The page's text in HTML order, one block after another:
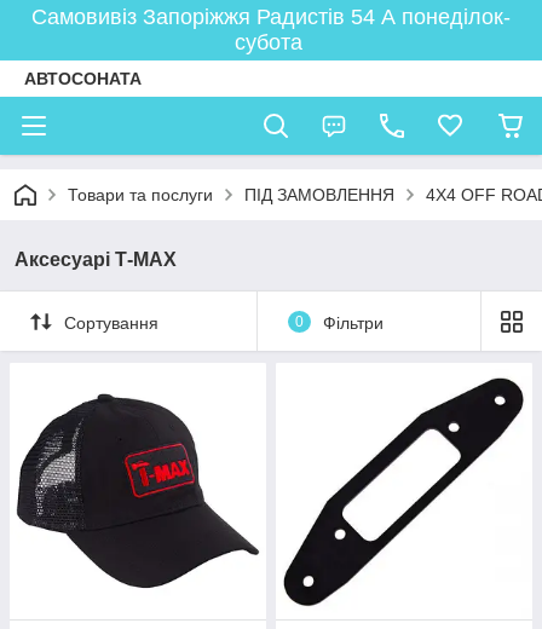
Самовивіз Запоріжжя Радистів 54 А понеділок-
субота
АВТОСОНАТА
Товари та послуги ПІД ЗАМОВЛЕННЯ 4Х4 OFF
Аксесуарі Т-MAX
Сортування 0 Фільтри